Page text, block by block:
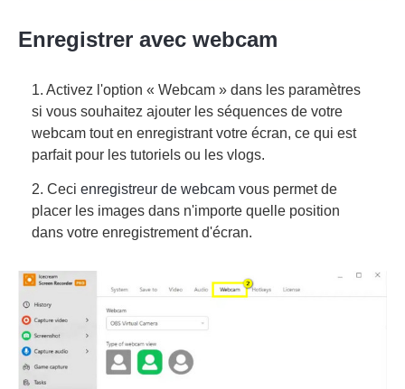
Enregistrer avec webcam
1. Activez l'option « Webcam » dans les paramètres
si vous souhaitez ajouter les séquences de votre
webcam tout en enregistrant votre écran, ce qui est
parfait pour les tutoriels ou les vlogs.
2. Ceci enregistreur de webcam vous permet de
placer les images dans n'importe quelle position
dans votre enregistrement d'écran.